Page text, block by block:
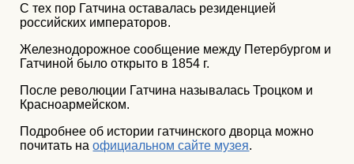
С тех пор Гатчина оставалась резиденцией
российских императоров.
Железнодорожное сообщение между Петербургом и
Гатчиной было открыто в 1854 г.
После революции Гатчина называлась Троцком и
Красноармейском.
Подробнее об истории гатчинского дворца можно
почитать наофициальном сайте музея.